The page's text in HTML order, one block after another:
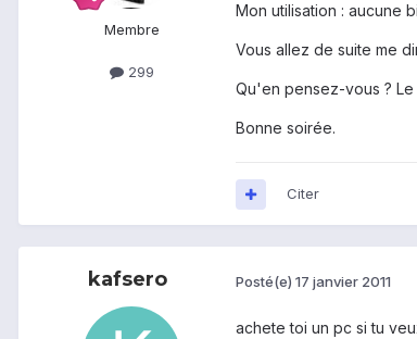
Membre
299
Mon utilisation : aucune
Vous allez de suite me
Qu'en pensez-vous ?
Bonne soirée.
Citer
kafsero Posté(e) 17 janvier 2011
achete toi un pc si tu